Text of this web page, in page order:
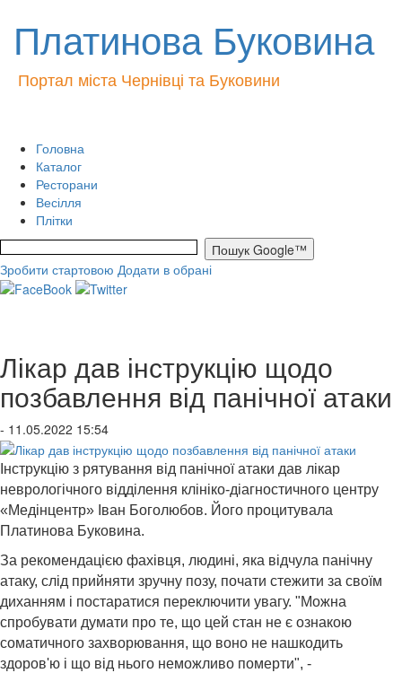
Платинова Буковина
Портал міста Чернівці та Буковини
Головна
Каталог
Ресторани
Весілля
Плітки
Зробити стартовою Додати в обрані
Лікар дав інструкцію щодо
позбавлення від панічної атаки
- 11.05.2022 15:54
Інструкцію з рятування від панічної атаки дав лікар
неврологічного відділення клініко-діагностичного центру
«Медінцентр» Іван Боголюбов. Його процитувала
Платинова Буковина.
За рекомендацією фахівця, людині, яка відчула панічну
атаку, слід прийняти зручну позу, почати стежити за своїм
диханням і постаратися переключити увагу. "Можна
спробувати думати про те, що цей стан не є ознакою
соматичного захворювання, що воно не нашкодить
здоров'ю і що від нього неможливо померти", -